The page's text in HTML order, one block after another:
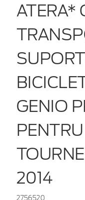
ATERA*
GENIO
2014
2756520